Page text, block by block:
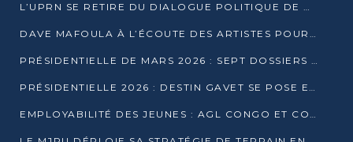
L’UPRN SE RETIRE DU DIALOGUE POLITIQUE DE DJAMBALA : TENSIONS DANS LE PRÉ-ÉLECTORAL CONGOLAIS
DAVE MAFOULA À L’ÉCOUTE DES ARTISTES POUR REDÉFINIR SA POLITIQUE CULTURELLE
PRÉSIDENTIELLE DE MARS 2026 : SEPT DOSSIERS DE CANDIDATURE ENREGISTRÉS À LA CLÔTURE DES DÉPÔTS
PRÉSIDENTIELLE 2026 : DESTIN GAVET SE POSE EN CANDIDAT DU « RAS-LE-BOL »
EMPLOYABILITÉ DES JEUNES : AGL CONGO ET CONGO TERMINAL S’ALLIENT À UCAC-ICAM